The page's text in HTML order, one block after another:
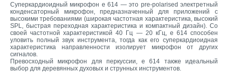
Суперкардиоидный микрофон e 614 — это pre-polarised электретный
конденсаторный микрофон, предназначенный для приложений с
высокими требованиями (широкая частотная характеристика, высокий
SPL, быстрая переходная характеристика и компактный дизайн). Со
своей частотной характеристикой 40 Гц — 20 кГц, e 614 способен
уловить полный звук инструмента, тогда как его суперкардиоидная
характеристика направленности изолирует микрофон от других
сигналов.
Превосходный микрофон для перкуссии, e 614 также идеальный
выбор для деревянных духовых и струнных инструментов.